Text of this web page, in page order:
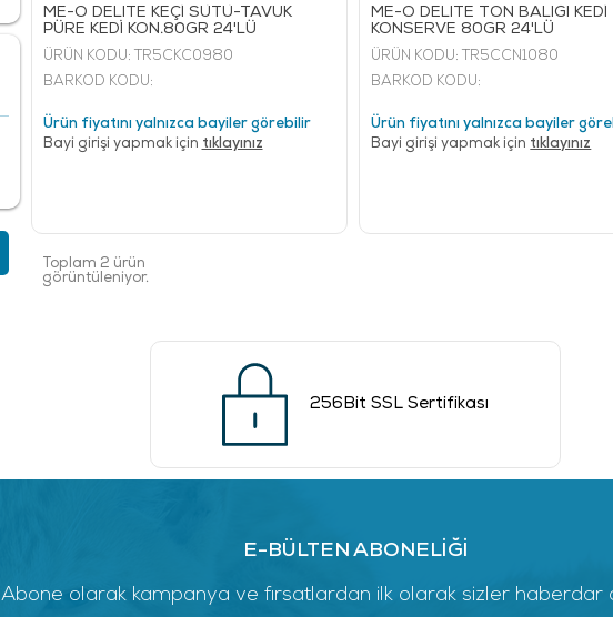
ME-O DELITE KEÇİ SÜTÜ-TAVUK
PÜRE KEDİ KON.80GR 24'LÜ
ÜRÜN KODU:
TR5CKC0980
BARKOD KODU:
Ürün fiyatını yalnızca bayiler görebilir
Bayi girişi yapmak için tıklayınız
ME-O DELITE TON BALIĞI KEDİ
KONSERVE 80GR 24'LÜ
ÜRÜN KODU:
TR5CCN1080
BARKOD KODU:
Ürün fiyatını yalnızca bayiler
Bayi girişi yapmak için tıklayınız
Toplam 2 ürün
görüntüleniyor.
256Bit SSL Sertifikası
E-BÜLTEN ABONELİĞİ
Abone olarak kampanya ve fırsatlardan ilk olarak sizler haberdar